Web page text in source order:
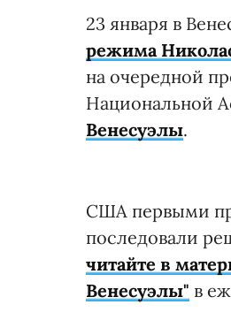
23 января в
режима
на очередной
Национальной
Венесуэлы.
США первыми
последовали
читайте в
Венесуэлы" в